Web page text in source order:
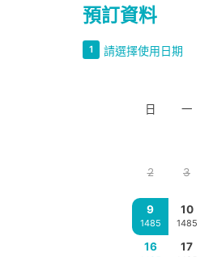
預訂資料
1 請選擇使用日期
日 一
2 3
9
1485
10
1485
16 17